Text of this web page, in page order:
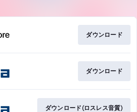
ダウンロード
ダウンロード
ダウンロード(ロスレス音質)